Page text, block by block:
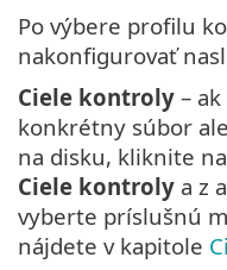
Po výbere profilu
nakonfigurovať
Ciele kontroly –
konkrétny súbor
na disku, kliknite na
Ciele kontroly a z
vyberte príslušnú
nájdete v kapitole